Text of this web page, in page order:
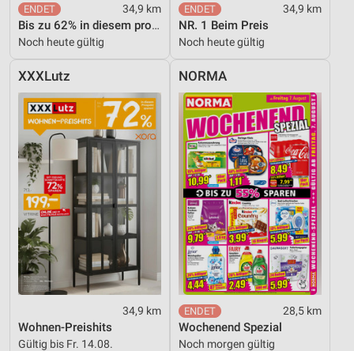
34,9 km
Bis zu 62% in diesem prospekt
Noch heute gültig
34,9 km
NR. 1 Beim Preis
Noch heute gültig
XXXLutz
34,9 km
Wohnen-Preishits
Gültig bis Fr. 14.08.
NORMA
28,5 km
Wochenend Spezial
Noch morgen gültig